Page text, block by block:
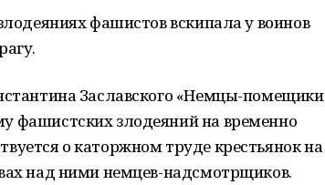
фашистов вскипала у воинов
Заславского «Немцы-помещики
фашистских злодеяний на временно
о каторжном труде крестьянок на
над ними немцев-надсмотрщиков.